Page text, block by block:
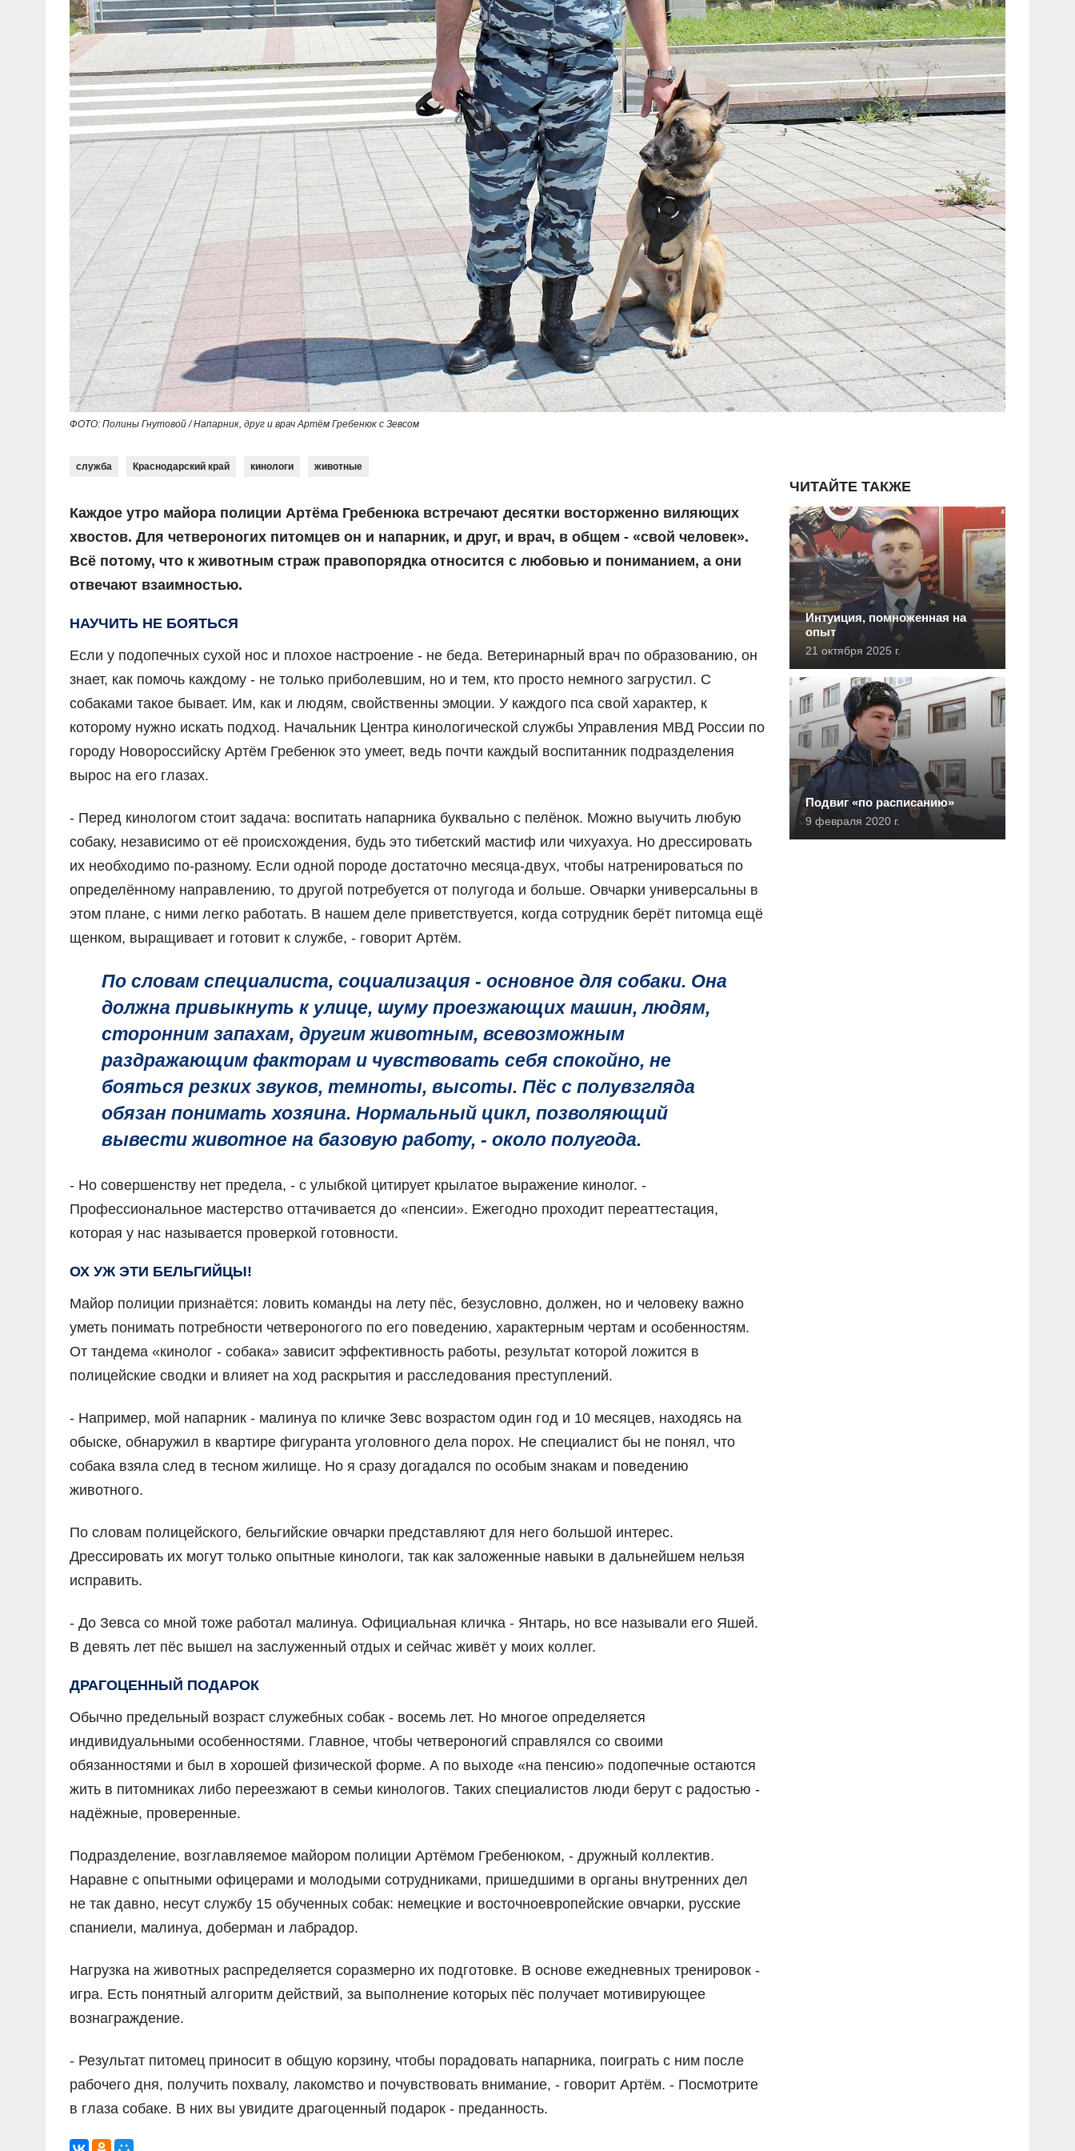
ФОТО: Полины Гнутовой / Напарник, друг и врач Артём Гребенюк с Зевсом
служба Краснодарский край кинологи животные
Каждое утро майора полиции Артёма Гребенюка встречают десятки восторженно виляющих
хвостов. Для четвероногих питомцев он и напарник, и друг, и врач, в общем - «свой человек».
Всё потому, что к животным страж правопорядка относится с любовью и пониманием, а они
отвечают взаимностью.
НАУЧИТЬ НЕ БОЯТЬСЯ
Если у подопечных сухой нос и плохое настроение - не беда. Ветеринарный врач по образованию, он
знает, как помочь каждому - не только приболевшим, но и тем, кто просто немного загрустил. С
собаками такое бывает. Им, как и людям, свойственны эмоции. У каждого пса свой характер, к
которому нужно искать подход. Начальник Центра кинологической службы Управления МВД России по
городу Новороссийску Артём Гребенюк это умеет, ведь почти каждый воспитанник подразделения
вырос на его глазах.
- Перед кинологом стоит задача: воспитать напарника буквально с пелёнок. Можно выучить любую
собаку, независимо от её происхождения, будь это тибетский мастиф или чихуахуа. Но дрессировать
их необходимо по-разному. Если одной породе достаточно месяца-двух, чтобы натренироваться по
определённому направлению, то другой потребуется от полугода и больше. Овчарки универсальны в
этом плане, с ними легко работать. В нашем деле приветствуется, когда сотрудник берёт питомца ещё
щенком, выращивает и готовит к службе, - говорит Артём.
По словам специалиста, социализация - основное для собаки. Она
должна привыкнуть к улице, шуму проезжающих машин, людям,
сторонним запахам, другим животным, всевозможным
раздражающим факторам и чувствовать себя спокойно, не
бояться резких звуков, темноты, высоты. Пёс с полувзгляда
обязан понимать хозяина. Нормальный цикл, позволяющий
вывести животное на базовую работу, - около полугода.
- Но совершенству нет предела, - с улыбкой цитирует крылатое выражение кинолог. -
Профессиональное мастерство оттачивается до «пенсии». Ежегодно проходит переаттестация,
которая у нас называется проверкой готовности.
ОХ УЖ ЭТИ БЕЛЬГИЙЦЫ!
Майор полиции признаётся: ловить команды на лету пёс, безусловно, должен, но и человеку важно
уметь понимать потребности четвероногого по его поведению, характерным чертам и особенностям.
От тандема «кинолог - собака» зависит эффективность работы, результат которой ложится в
полицейские сводки и влияет на ход раскрытия и расследования преступлений.
- Например, мой напарник - малинуа по кличке Зевс возрастом один год и 10 месяцев, находясь на
обыске, обнаружил в квартире фигуранта уголовного дела порох. Не специалист бы не понял, что
собака взяла след в тесном жилище. Но я сразу догадался по особым знакам и поведению
животного.
По словам полицейского, бельгийские овчарки представляют для него большой интерес.
Дрессировать их могут только опытные кинологи, так как заложенные навыки в дальнейшем нельзя
исправить.
- До Зевса со мной тоже работал малинуа. Официальная кличка - Янтарь, но все называли его Яшей.
В девять лет пёс вышел на заслуженный отдых и сейчас живёт у моих коллег.
ДРАГОЦЕННЫЙ ПОДАРОК
Обычно предельный возраст служебных собак - восемь лет. Но многое определяется
индивидуальными особенностями. Главное, чтобы четвероногий справлялся со своими
обязанностями и был в хорошей физической форме. А по выходе «на пенсию» подопечные остаются
жить в питомниках либо переезжают в семьи кинологов. Таких специалистов люди берут с радостью -
надёжные, проверенные.
Подразделение, возглавляемое майором полиции Артёмом Гребенюком, - дружный коллектив.
Наравне с опытными офицерами и молодыми сотрудниками, пришедшими в органы внутренних дел
не так давно, несут службу 15 обученных собак: немецкие и восточноевропейские овчарки, русские
спаниели, малинуа, доберман и лабрадор.
Нагрузка на животных распределяется соразмерно их подготовке. В основе ежедневных тренировок -
игра. Есть понятный алгоритм действий, за выполнение которых пёс получает мотивирующее
вознаграждение.
- Результат питомец приносит в общую корзину, чтобы порадовать напарника, поиграть с ним после
рабочего дня, получить похвалу, лакомство и почувствовать внимание, - говорит Артём. - Посмотрите
в глаза собаке. В них вы увидите драгоценный подарок - преданность.
ЧИТАЙТЕ ТАКЖЕ
Интуиция, помноженная на
опыт
21 октября 2025 г.
Подвиг «по расписанию»
9 февраля 2020 г.